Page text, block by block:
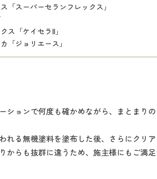
「スーパーセランフレックス」
ス「ケイセラⅡ」
「ジョリエース」
ションで何度も確かめながら、まとまり
る無機塗料を塗布した後、さらにクリ
らも抜群に違うため、施主様にもご満足